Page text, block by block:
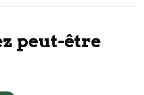
peut-être